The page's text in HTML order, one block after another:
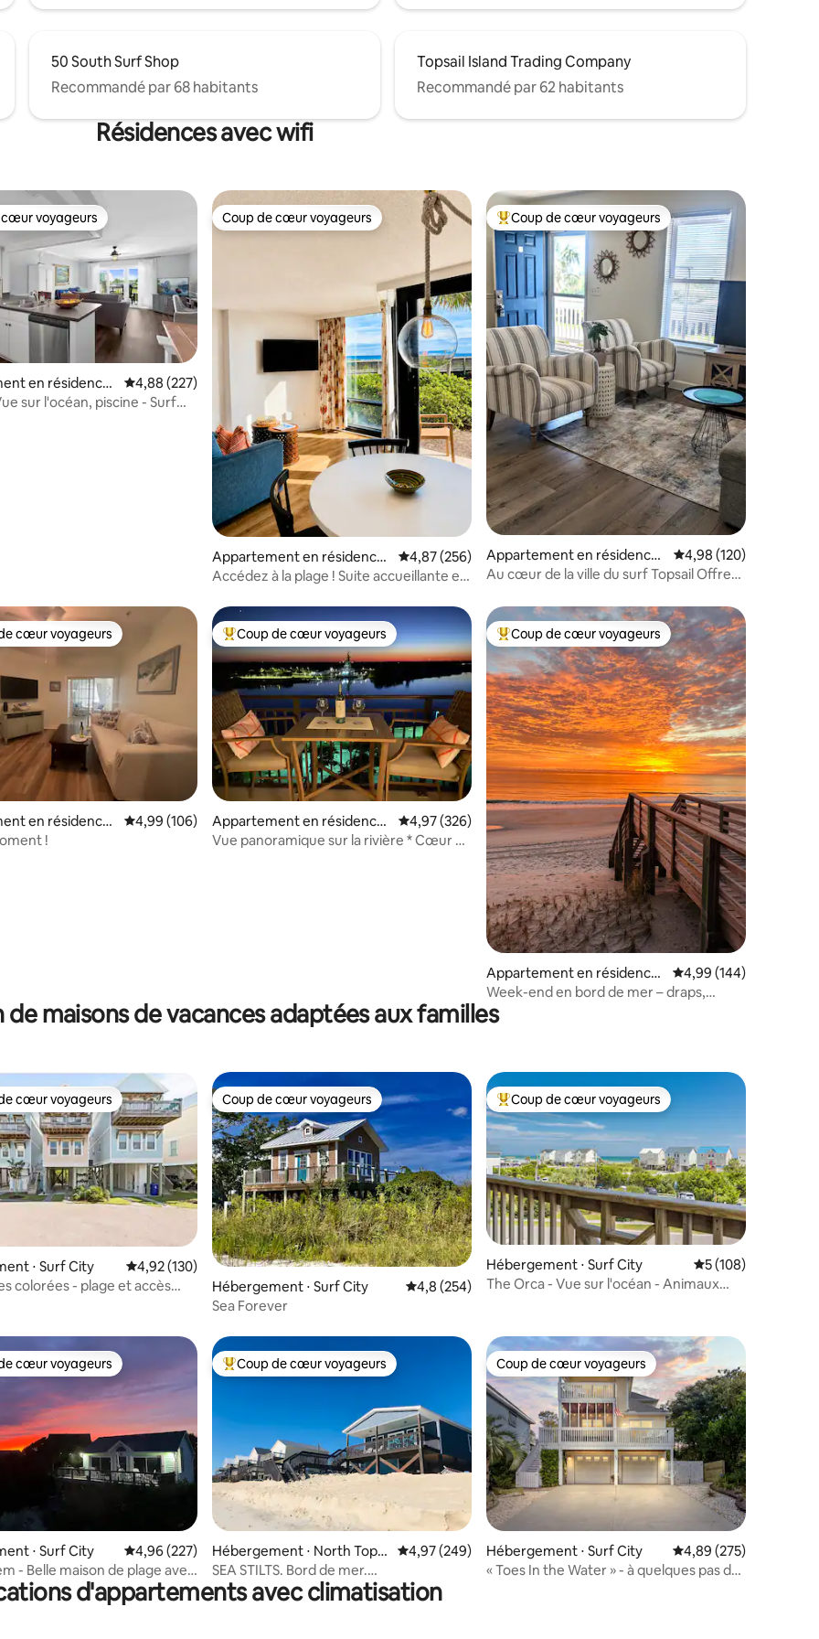
50 South Surf Shop
Recommandé par 68 habitants
Topsail Island Trading Company
Recommandé par 62 habitants
Résidences avec wifi
base de 160 commentaires : 4,95 sur 5
cœur voyageurs
voyageurs
en résidence
Évaluation moyenne sur la base de 227 commentaires : 4,88 sur 5
4,88 (227)
sur l'océan, piscine - Surf
Coup de cœur voyageurs
Coup de cœur voyageurs
Appartement en résidence
⋅ Wrightsville Beach
Évaluation moyenne sur la base de 256 commentaires : 4,87 sur 5
4,87 (256)
Accédez à la plage ! Suite accueillante en
Coups de cœur voyageurs les plus appréciés
Coup de cœur voyageurs
Appartement en résidence ⋅
Surf City
Évaluation moyenne
4,98 (120)
Au cœur de la ville du surf Topsail Offres
base de 245 commentaires : 4,88 sur 5
cœur voyageurs les plus appréciés
cœur voyageurs
en résidence
Évaluation moyenne sur la base de 106 commentaires : 4,99 sur 5
4,99 (106)
!
Coups de cœur voyageurs les plus appréciés
Coup de cœur voyageurs
Appartement en résidence
⋅ Wilmington
Évaluation moyenne sur la base de 326 commentaires : 4,97 sur 5
4,97 (326)
Vue panoramique sur la rivière * Cœur du
Coups de cœur voyageurs les plus appréciés
Coup de cœur voyageurs
Appartement en résidence
⋅ Surf City
Évaluation moyenne
4,99 (144)
Week-end en bord de mer – draps,
collations et mer inclus
de maisons de vacances adaptées aux familles
base de 133 commentaires : 4,98 sur 5
cœur voyageurs les plus appréciés
cœur voyageurs
⋅ Surf City Évaluation moyenne sur la base de 130 commentaires : 4,92 sur 5
4,92 (130)
colorées - plage et accès
Coup de cœur voyageurs
Coup de cœur voyageurs
Hébergement ⋅ Surf City Évaluation moyenne sur la base de 254 commentaires : 4,8 sur 5
4,8 (254)
Sea Forever
Coups de cœur voyageurs les plus appréciés
Coup de cœur voyageurs
Hébergement ⋅ Surf City Évaluation
5 (108)
The Orca - Vue sur l'océan - Animaux
base de 189 commentaires : 4,97 sur 5
cœur voyageurs les plus appréciés
cœur voyageurs
⋅ Surf City Évaluation moyenne sur la base de 227 commentaires : 4,96 sur 5
4,96 (227)
- Belle maison de plage avec
Coups de cœur voyageurs les plus appréciés
Coup de cœur voyageurs
Hébergement ⋅ North Tops
ail Beach
Évaluation moyenne sur la base de 249 commentaires : 4,97 sur 5
4,97 (249)
SEA STILTS. Bord de mer.
3 CHAMBRES/2 SALLES DE BAIN. Lits
faits !
Coup de cœur voyageurs
Coup de cœur voyageurs
Hébergement ⋅ Surf City Évaluation moyenne
4,89 (275)
« Toes In the Water » - à quelques pas de
d'appartements avec climatisation